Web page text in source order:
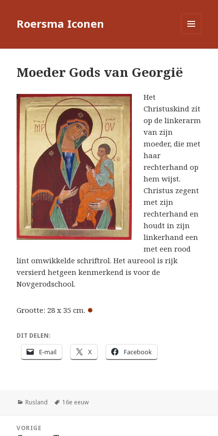
Roersma Iconen
Moeder Gods van Georgië
Het
Christuskind zit
op de linkerarm
van zijn
moeder, die met
haar
rechterhand op
hem wijst.
Christus zegent
met zijn
rechterhand en
houdt in zijn
linkerhand een
met een rood
lint omwikkelde schriftrol. Het aureool is rijk
versierd hetgeen kenmerkend is voor de
Novgerodschool.
Grootte: 28 x 35 cm. ●
DIT DELEN:
E-mail X Facebook
Categorieën
Rusland Tags
16e eeuw
navigatie
VORIGE